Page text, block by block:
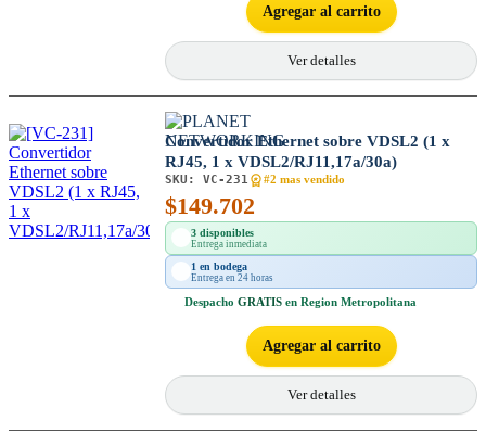
Agregar al carrito
Ver detalles
Convertidor Ethernet sobre VDSL2 (1 x
RJ45, 1 x VDSL2/RJ11,17a/30a)
SKU: VC-231 #2 mas vendido
$149.702
3 disponibles
Entrega inmediata
1 en bodega
Entrega en 24 horas
Despacho GRATIS en Region Metropolitana
Agregar al carrito
Ver detalles